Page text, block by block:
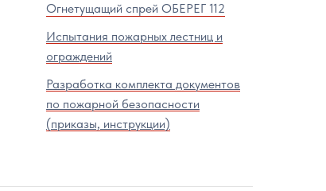
Огнетущащий спрей ОБЕРЕГ 112
Испытания пожарных лестниц и
ограждений
Разработка комплекта документов
по пожарной безопасности
(приказы, инструкции)